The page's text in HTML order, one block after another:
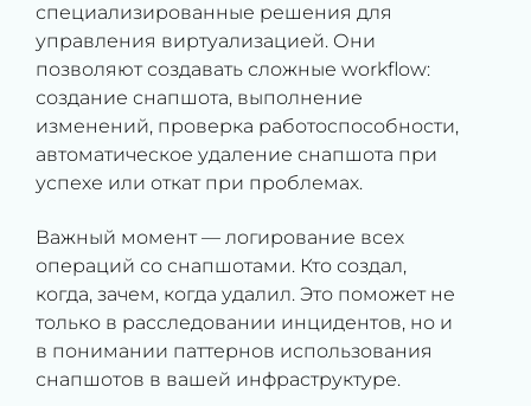
специализированные решения для
управления виртуализацией. Они
позволяют создавать сложные workflow:
создание снапшота, выполнение
изменений, проверка работоспособности,
автоматическое удаление снапшота при
успехе или откат при проблемах.
Важный момент — логирование всех
операций со снапшотами. Кто создал,
когда, зачем, когда удалил. Это поможет не
только в расследовании инцидентов, но и
в понимании паттернов использования
снапшотов в вашей инфраструктуре.